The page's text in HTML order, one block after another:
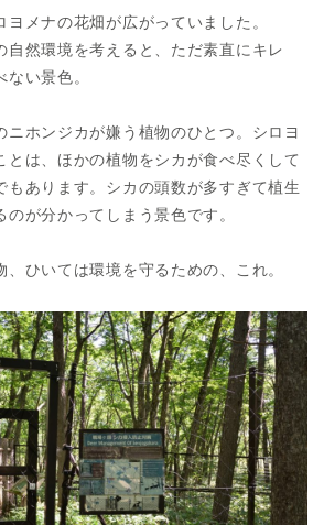
ヨメナの花畑が広がっていました。
自然環境を考えると、ただ素直にキレ
い景色。
ニホンジカが嫌う植物のひとつ。シロヨ
とは、ほかの植物をシカが食べ尽くして
もあります。シカの頭数が多すぎて植生
が分かってしまう景色です。
ひいては環境を守るための、これ。